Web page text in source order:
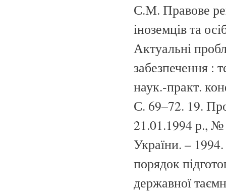
С.М. Правове
іноземців та
Актуальні
забезпечення :
наук.-практ.
С. 69–72. 19.
21.01.1994 р., №
України. –
порядок
державної